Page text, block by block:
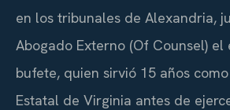
en los tribunales de Alexandria,
Abogado Externo (Of Counsel) el
bufete, quien sirvió 15 años
Estatal de Virginia antes de